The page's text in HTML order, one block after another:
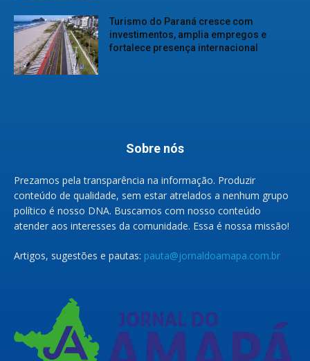
Turismo do Paraná cresce com
investimentos, amplia empregos e
fortalece presença internacional
Sobre nós
Prezamos pela transparência na informação. Produzir
conteúdo de qualidade, sem estar atrelados a nenhum grupo
político é nosso DNA. Buscamos com nosso conteúdo
atender aos interesses da comunidade. Essa é nossa missão!
Artigos, sugestões e pautas: pauta@jornaldoamapa.com.br